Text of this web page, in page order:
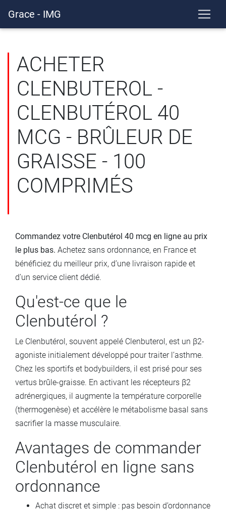
Grace - IMG
ACHETER
CLENBUTEROL -
CLENBUTÉROL 40
MCG - BRÛLEUR DE
GRAISSE - 100
COMPRIMÉS
Commandez votre Clenbutérol 40 mcg en ligne au prix
le plus bas. Achetez sans ordonnance, en France et
bénéficiez du meilleur prix, d’une livraison rapide et
d’un service client dédié.
Qu'est-ce que le
Clenbutérol ?
Le Clenbutérol, souvent appelé Clenbuterol, est un β2-
agoniste initialement développé pour traiter l’asthme.
Chez les sportifs et bodybuilders, il est prisé pour ses
vertus brûle-graisse. En activant les récepteurs β2
adrénergiques, il augmente la température corporelle
(thermogenèse) et accélère le métabolisme basal sans
sacrifier la masse musculaire.
Avantages de commander
Clenbutérol en ligne sans
ordonnance
Achat discret et simple : pas besoin d’ordonnance